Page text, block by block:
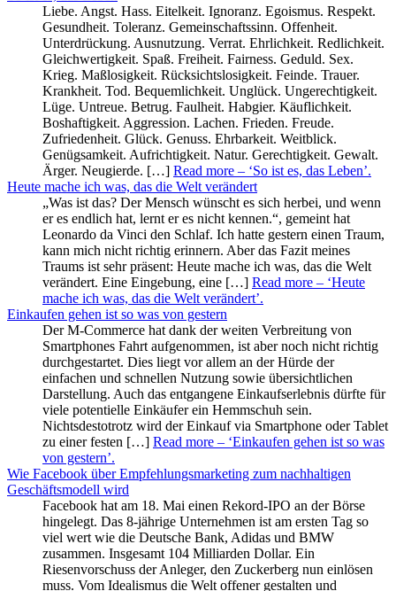
Liebe. Angst. Hass. Eitelkeit. Ignoranz. Egoismus. Respekt.
Gesundheit. Toleranz. Gemeinschaftssinn. Offenheit.
Unterdrückung. Ausnutzung. Verrat. Ehrlichkeit. Redlichkeit.
Gleichwertigkeit. Spaß. Freiheit. Fairness. Geduld. Sex.
Krieg. Maßlosigkeit. Rücksichtslosigkeit. Feinde. Trauer.
Krankheit. Tod. Bequemlichkeit. Unglück. Ungerechtigkeit.
Lüge. Untreue. Betrug. Faulheit. Habgier. Käuflichkeit.
Boshaftigkeit. Aggression. Lachen. Frieden. Freude.
Zufriedenheit. Glück. Genuss. Ehrbarkeit. Weitblick.
Genügsamkeit. Aufrichtigkeit. Natur. Gerechtigkeit. Gewalt.
Ärger. Neugierde. […] Read more – ‘So ist es, das Leben’.
Heute mache ich was, das die Welt verändert
„Was ist das? Der Mensch wünscht es sich herbei, und wenn
er es endlich hat, lernt er es nicht kennen.“, gemeint hat
Leonardo da Vinci den Schlaf. Ich hatte gestern einen Traum,
kann mich nicht richtig erinnern. Aber das Fazit meines
Traums ist sehr präsent: Heute mache ich was, das die Welt
verändert. Eine Eingebung, eine […] Read more – ‘Heute
mache ich was, das die Welt verändert’.
Einkaufen gehen ist so was von gestern
Der M-Commerce hat dank der weiten Verbreitung von
Smartphones Fahrt aufgenommen, ist aber noch nicht richtig
durchgestartet. Dies liegt vor allem an der Hürde der
einfachen und schnellen Nutzung sowie übersichtlichen
Darstellung. Auch das entgangene Einkaufserlebnis dürfte für
viele potentielle Einkäufer ein Hemmschuh sein.
Nichtsdestotrotz wird der Einkauf via Smartphone oder Tablet
zu einer festen […] Read more – ‘Einkaufen gehen ist so was
von gestern’.
Wie Facebook über Empfehlungsmarketing zum nachhaltigen
Geschäftsmodell wird
Facebook hat am 18. Mai einen Rekord-IPO an der Börse
hingelegt. Das 8-jährige Unternehmen ist am ersten Tag so
viel wert wie die Deutsche Bank, Adidas und BMW
zusammen. Insgesamt 104 Milliarden Dollar. Ein
Riesenvorschuss der Anleger, den Zuckerberg nun einlösen
muss. Vom Idealismus die Welt offener gestalten und